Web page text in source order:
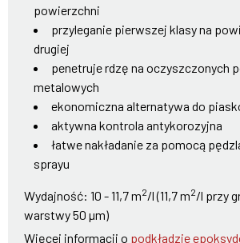
powierzchni
przyleganie pierwszej klasy na
drugiej
penetruje rdzę na oczyszczonych
metalowych
ekonomiczna alternatywa do
aktywna kontrola antykorozyjna
łatwe nakładanie za pomocą
sprayu
Wydajność: 10 - 11,7 m2/l (11,7 m2/l przy
warstwy 50 µm)
Więcej informacji o podkładzie